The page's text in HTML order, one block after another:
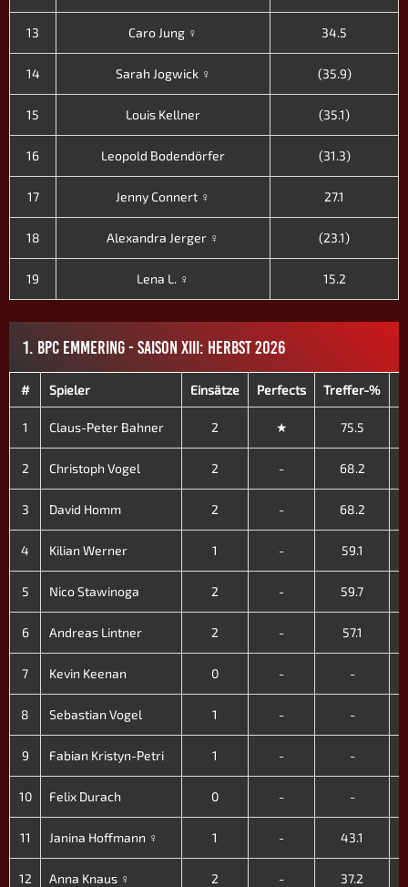
13 Caro Jung ♀ 34.5
14 Sarah Jogwick ♀ (35.9)
15 Louis Kellner (35.1)
16 Leopold Bodendörfer (31.3)
17 Jenny Connert ♀ 27.1
18 Alexandra Jerger ♀ (23.1)
19 Lena L. ♀ 15.2
1. BPC EMMERING - SAISON XIII: HERBST 2026
# Spieler Einsätze Perfects Treffer-%
1 Claus-Peter Bahner 2 ★ 75.5
2 Christoph Vogel 2 - 68.2
3 David Homm 2 - 68.2
4 Kilian Werner 1 - 59.1
5 Nico Stawinoga 2 - 59.7
6 Andreas Lintner 2 - 57.1
7 Kevin Keenan 0 - -
8 Sebastian Vogel 1 - -
9 Fabian Kristyn-Petri 1 - -
10 Felix Durach 0 - -
11 Janina Hoffmann ♀ 1 - 43.1
12 Anna Knaus ♀ 2 - 37.2